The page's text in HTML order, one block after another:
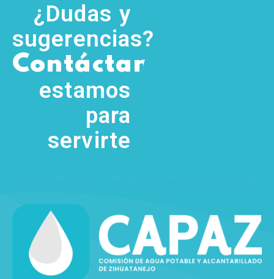
¿Dudas y
sugerencias?
Contáctanos
estamos
para
servirte